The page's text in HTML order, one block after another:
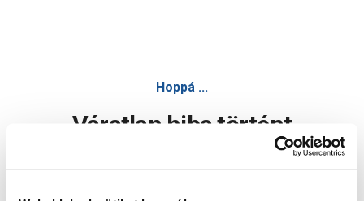
Hoppá ...
Váratlan hiba történt